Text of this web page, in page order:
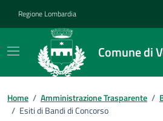
Regione Lombardia
Comune di
Home / Amministrazione Trasparente /
/ Esiti di Bandi di Concorso